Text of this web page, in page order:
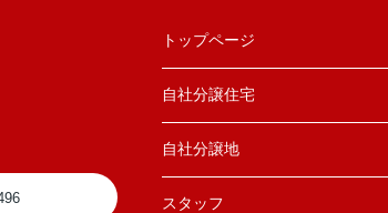
トップページ
自社分譲住宅
自社分譲地
スタッフ